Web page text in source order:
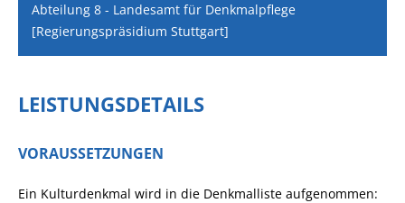
Abteilung 8 - Landesamt für Denkmalpflege
[Regierungspräsidium Stuttgart]
LEISTUNGSDETAILS
VORAUSSETZUNGEN
Ein Kulturdenkmal wird in die Denkmalliste aufgenommen: